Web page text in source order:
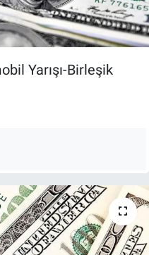
Yarışı-Birleşik